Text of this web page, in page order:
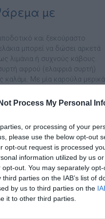
Process My Personal
or processing of your
please use the below opt-out
opt-out request is processed
information utilized by us
out. You may separately
parties on the IAB’s list of
by us to third parties on the
it to other third parties.
µε
και ξεκούραστο
μπορεί να δώσει αρκετά
λιμάνια ή συχνούς κάβους.
αφρού (ελαφριά συρτή)
καλάμι. Με μία καρούλα μερικά
από το Dilaveris
Dilaveris Fishing Η πιο
αγοράς! Τα τεχνητά
Fishing του Γιώργου